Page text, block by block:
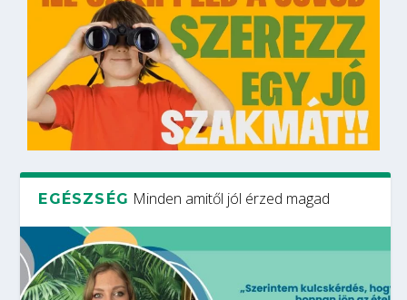
EGÉSZSÉG Minden amitől jól érzed magad